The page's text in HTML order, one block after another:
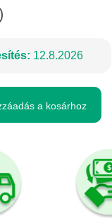
12.8.2026
a kosárhoz